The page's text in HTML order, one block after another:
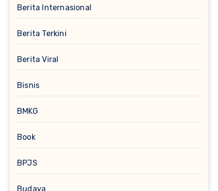
Berita Internasional
Berita Terkini
Berita Viral
Bisnis
BMKG
Book
BPJS
Budaya